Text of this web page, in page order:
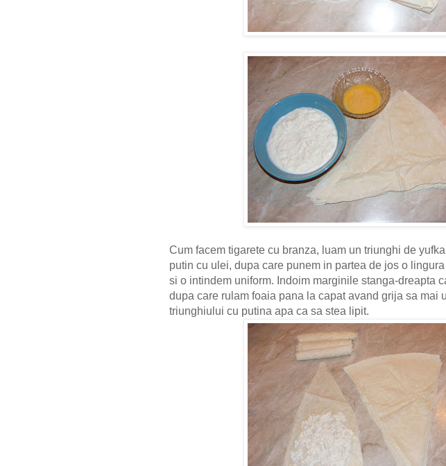
Cum facem tigarete cu branza, luam un triunghi de
putin cu ulei, dupa care punem in partea de jos o
si o intindem uniform. Indoim marginile stanga-dreapta
dupa care rulam foaia pana la capat avand grija sa mai
triunghiului cu putina apa ca sa stea lipit.